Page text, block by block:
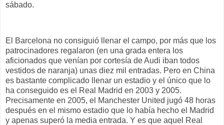
sábado.
El Barcelona no consiguió llenar el campo, por más que los
patrocinadores regalaron (en una grada entera los
aficionados que venían por cortesía de Audi iban todos
vestidos de naranja) unas diez mil entradas. Pero en China
es bastante complicado llenar un estadio y el único que lo
ha conseguido es el Real Madrid en 2003 y 2005.
Precisamente en 2005, el Manchester United jugó 48 horas
después en el mismo estadio que lo había hecho el Madrid
y apenas superó la media entrada. Y es que aquel Real